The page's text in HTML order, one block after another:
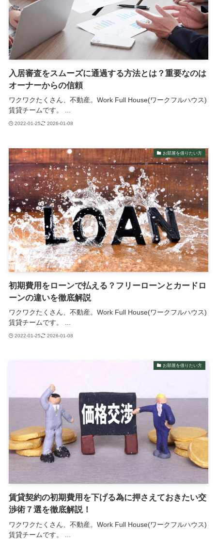
入居審査をスムーズに通過する方法とは？重要なのは
オーナーからの信頼
ワクワクたくさん、不動産。Work Full House(ワークフルハウス)
賃貸チームです。 ...
2022-01-25 2026-01-08
お部屋を借りたい方
初期費用をローンで払える？フリーローンとカードロ
ーンの違いを徹底解説
ワクワクたくさん、不動産。Work Full House(ワークフルハウス)
賃貸チームです。 ...
2022-01-25 2026-01-08
お部屋を借りたい方
賃貸契約の初期費用を下げる為に押さえておきたい交
渉術７選を徹底解説！
ワクワクたくさん、不動産。Work Full House(ワークフルハウス)
賃貸チームです。 ...